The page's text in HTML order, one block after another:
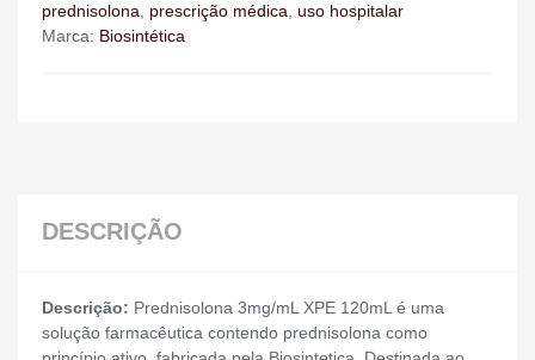
prednisolona, prescrição médica, uso hospitalar
Marca: Biosintética
DESCRIÇÃO
Descrição: Prednisolona 3mg/mL XPE 120mL é uma
solução farmacêutica contendo prednisolona como